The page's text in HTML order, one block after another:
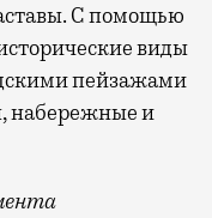
С помощью
виды
пейзажами
набережные и